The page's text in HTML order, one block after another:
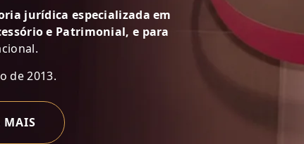
jurídica especializada em
e Patrimonial, e para
de 2013.
MAIS